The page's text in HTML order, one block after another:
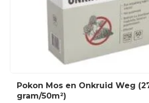
Pokon Mos en Onkruid Weg
gram/50m²)